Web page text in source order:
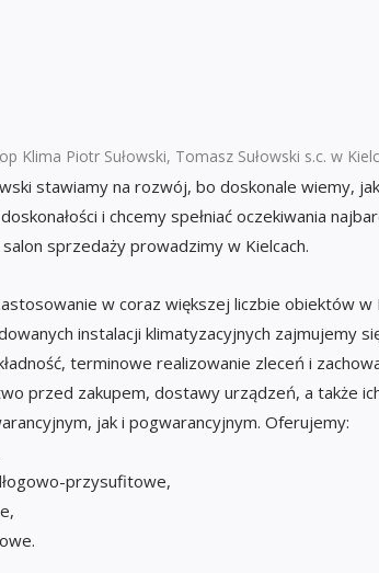
Klima Piotr Sułowski, Tomasz Sułowski s.c. w
stawiamy na rozwój, bo doskonale wiemy,
i chcemy spełniać oczekiwania
sprzedaży prowadzimy w Kielcach.
w coraz większej liczbie obiektów
instalacji klimatyzacyjnych zajmujemy
terminowe realizowanie zleceń i
przed zakupem, dostawy urządzeń, a także
jak i pogwarancyjnym. Oferujemy:
przysufitowe,